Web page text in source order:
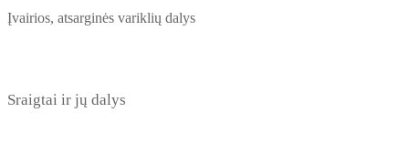
Įvairios, atsarginės variklių dalys
Sraigtai ir jų dalys